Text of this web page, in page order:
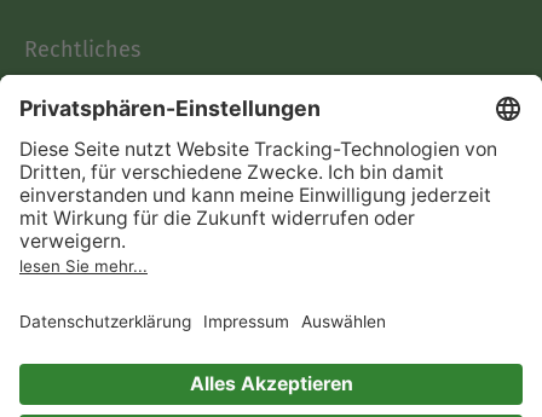
Rechtliches
AGB
Informationen nach Data
Act
Verträge hier kündigen
Impressum
Immer ein gutes Buch